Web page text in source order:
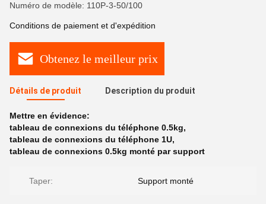
Numéro de modèle: 110P-3-50/100
Conditions de paiement et d'expédition
Obtenez le meilleur prix
Détails de produit Description du produit
Mettre en évidence:
tableau de connexions du téléphone 0.5kg,
tableau de connexions du téléphone 1U,
tableau de connexions 0.5kg monté par support
Taper: Support monté